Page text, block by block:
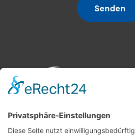
Senden
Therapie-
Praxis Gefell